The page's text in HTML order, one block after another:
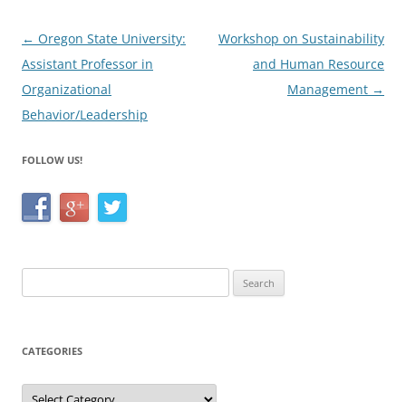
o
k
Post
navigation
← Oregon State University:
Assistant Professor in
Organizational
Behavior/Leadership
Workshop on Sustainability
and Human Resource
Management →
FOLLOW US!
for:
CATEGORIES
Categories